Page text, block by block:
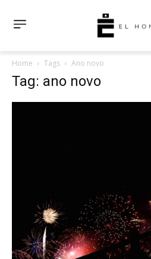
Home Tags Ano novo
Tag: ano novo